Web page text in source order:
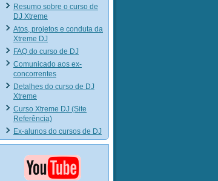
Resumo sobre o curso de
DJ Xtreme
Atos, projetos e conduta da
Xtreme DJ
FAQ do curso de DJ
Comunicado aos ex-
concorrentes
Detalhes do curso de DJ
Xtreme
Curso Xtreme DJ (Site
Referência)
Ex-alunos do cursos de DJ